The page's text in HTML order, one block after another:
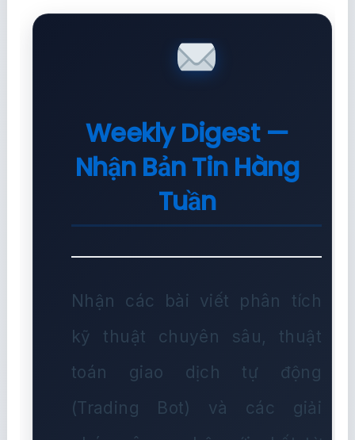
Weekly Digest —
Nhận Bản Tin Hàng
Tuần
Nhận các bài viết phân tích
kỹ thuật chuyên sâu, thuật
toán giao dịch tự động
(Trading Bot) và các giải